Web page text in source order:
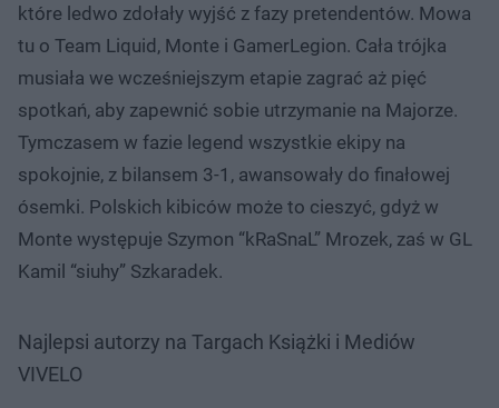
które ledwo zdołały wyjść z fazy pretendentów. Mowa
tu o Team Liquid, Monte i GamerLegion. Cała trójka
musiała we wcześniejszym etapie zagrać aż pięć
spotkań, aby zapewnić sobie utrzymanie na Majorze.
Tymczasem w fazie legend wszystkie ekipy na
spokojnie, z bilansem 3-1, awansowały do finałowej
ósemki. Polskich kibiców może to cieszyć, gdyż w
Monte występuje Szymon “kRaSnaL” Mrozek, zaś w GL
Kamil “siuhy” Szkaradek.
Najlepsi autorzy na Targach Książki i Mediów
VIVELO